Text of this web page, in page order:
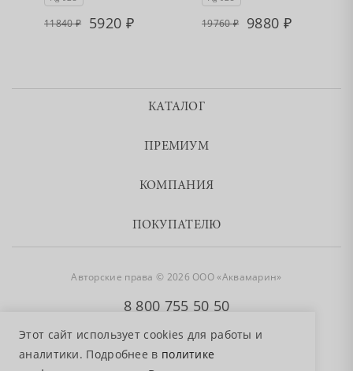
Этот сайт использует cookies для работы и
аналитики. Подробнее в политике
11840 5920 19760 9880
КАТАЛОГ
ПРЕМИУМ
КОМПАНИЯ
ПОКУПАТЕЛЮ
Авторские права © 2026 ООО «Аквамарин»
8 800 755 50 50